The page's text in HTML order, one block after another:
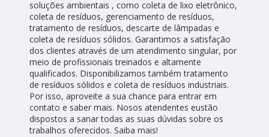
soluções ambientais , como coleta de lixo eletrônico,
coleta de resíduos, gerenciamento de resíduos,
tratamento de resíduos, descarte de lâmpadas e
coleta de resíduos sólidos. Garantimos a satisfação
dos clientes através de um atendimento singular, por
meio de profissionais treinados e altamente
qualificados. Disponibilizamos também tratamento
de resíduos sólidos e coleta de resíduos industriais.
Por isso, aproveite a sua chance para entrar em
contato e saber mais. Nosos atendentes eustão
dispostos a sanar todas as suas dúvidas sobre os
trabalhos oferecidos. Saiba mais!